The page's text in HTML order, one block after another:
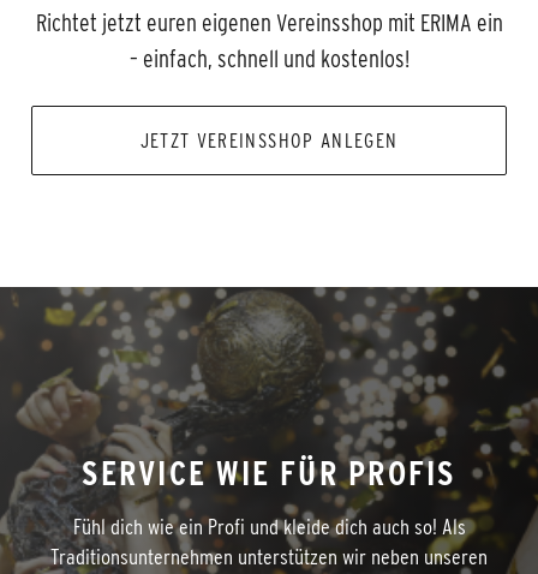
Richtet jetzt euren eigenen Vereinsshop mit ERIMA ein
– einfach, schnell und kostenlos!
JETZT VEREINSSHOP ANLEGEN
SERVICE WIE FÜR PROFIS
Fühl dich wie ein Profi und kleide dich auch so! Als
Traditionsunternehmen unterstützen wir neben unseren